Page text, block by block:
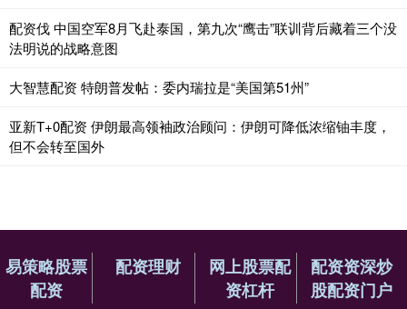
配资伐 中国空军8月飞赴泰国，第九次“鹰击”联训背后藏着三个没
法明说的战略意图
大智慧配资 特朗普发帖：委内瑞拉是“美国第51州”
亚新T+0配资 伊朗最高领袖政治顾问：伊朗可降低浓缩铀丰度，
但不会转至国外
易策略股票
配资
配资理财
网上股票配
资杠杆
配资资深炒
股配资门户